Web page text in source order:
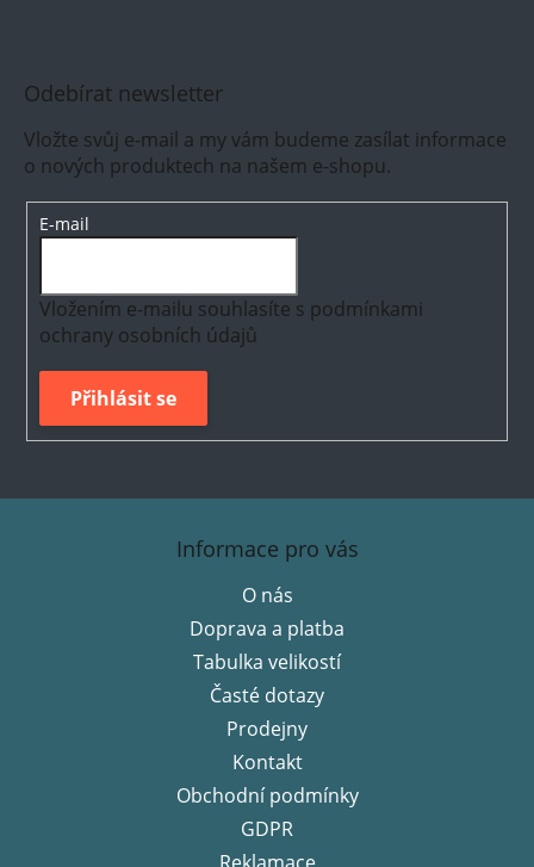
Odebírat newsletter
Vložte svůj e-mail a my vám budeme zasílat informace
o nových produktech na našem e-shopu.
E-mail
Vložením e-mailu souhlasíte s podmínkami
ochrany osobních údajů
Přihlásit se
Z
Informace pro vás
O nás
Doprava a platba
Tabulka velikostí
Časté dotazy
Prodejny
Kontakt
Obchodní podmínky
GDPR
Reklamace